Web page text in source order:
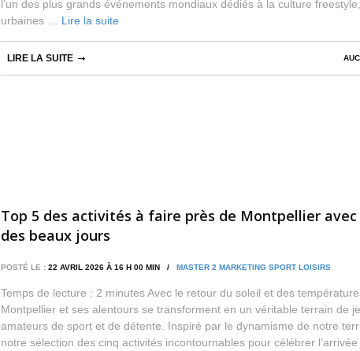
l’un des plus grands événements mondiaux dédiés à la culture
urbaines … Lire la suite
LIRE LA SUITE
Top 5 des activités à faire près de Montpellier avec
des beaux jours
POSTÉ LE : 22 AVRIL 2026 À 16 H 00 MIN / MASTER 2 MARKETING SPORT LOISIRS
Temps de lecture : 2 minutes Avec le retour du soleil et des
Montpellier et ses alentours se transforment en un véritable terrain de
amateurs de sport et de détente. Inspiré par le dynamisme de notre
notre sélection des cinq activités incontournables pour célébrer